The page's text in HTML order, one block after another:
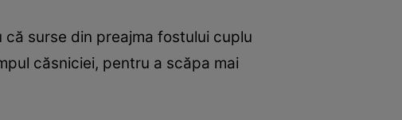
surse din preajma fostului cuplu
căsniciei, pentru a scăpa mai